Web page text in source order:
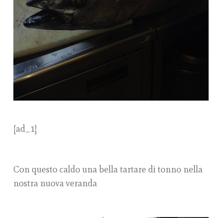
[ad_1]
Con questo caldo una bella tartare di tonno nella
nostra nuova veranda